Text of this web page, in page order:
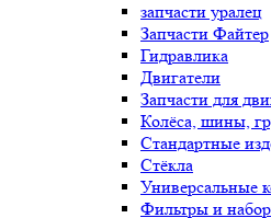
запчасти уралец
Запчасти Файтер
Гидравлика
Двигатели
Запчасти для
Колёса, шины,
Стандартные
Стёкла
Универсальные
Фильтры и